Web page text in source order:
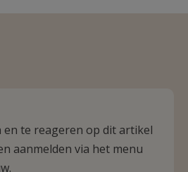
en te reageren op dit artikel
aanmelden via het menu